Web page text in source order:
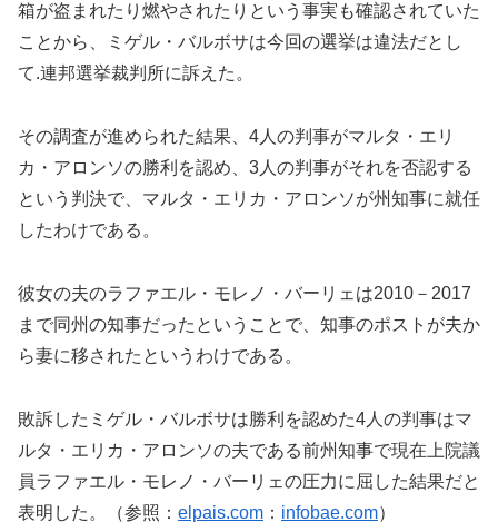
箱が盗まれたり燃やされたりという事実も確認されていた
ことから、ミゲル・バルボサは今回の選挙は違法だとし
て.連邦選挙裁判所に訴えた。
その調査が進められた結果、4人の判事がマルタ・エリ
カ・アロンソの勝利を認め、3人の判事がそれを否認する
という判決で、マルタ・エリカ・アロンソが州知事に就任
したわけである。
彼女の夫のラファエル・モレノ・バーリェは2010－2017
まで同州の知事だったということで、知事のポストが夫か
ら妻に移されたというわけである。
敗訴したミゲル・バルボサは勝利を認めた4人の判事はマ
ルタ・エリカ・アロンソの夫である前州知事で現在上院議
員ラファエル・モレノ・バーリェの圧力に屈した結果だと
表明した。（参照： elpais.com ： infobae.com）